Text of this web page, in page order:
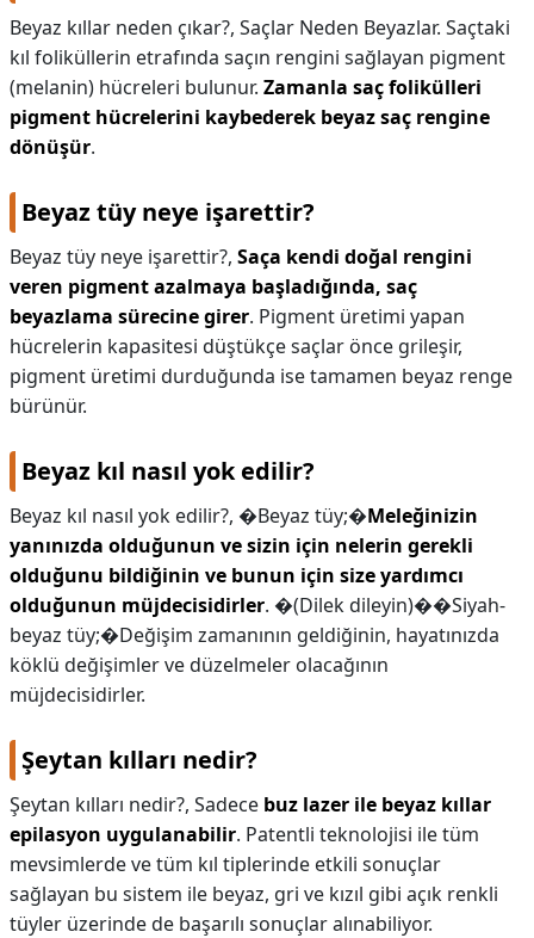
Beyaz kıllar neden çıkar?, Saçlar Neden Beyazlar. Saçtaki
kıl foliküllerin etrafında saçın rengini sağlayan pigment
(melanin) hücreleri bulunur. Zamanla saç folikülleri
pigment hücrelerini kaybederek beyaz saç rengine
dönüşür.
Beyaz tüy neye işarettir?
Beyaz tüy neye işarettir?, Saça kendi doğal rengini
veren pigment azalmaya başladığında, saç
beyazlama sürecine girer. Pigment üretimi yapan
hücrelerin kapasitesi düştükçe saçlar önce grileşir,
pigment üretimi durduğunda ise tamamen beyaz renge
bürünür.
Beyaz kıl nasıl yok edilir?
Beyaz kıl nasıl yok edilir?, �Beyaz tüy;�Meleğinizin
yanınızda olduğunun ve sizin için nelerin gerekli
olduğunu bildiğinin ve bunun için size yardımcı
olduğunun müjdecisidirler. �(Dilek dileyin)��Siyah-
beyaz tüy;�Değişim zamanının geldiğinin, hayatınızda
köklü değişimler ve düzelmeler olacağının
müjdecisidirler.
Şeytan kılları nedir?
Şeytan kılları nedir?, Sadece buz lazer ile beyaz kıllar
epilasyon uygulanabilir. Patentli teknolojisi ile tüm
mevsimlerde ve tüm kıl tiplerinde etkili sonuçlar
sağlayan bu sistem ile beyaz, gri ve kızıl gibi açık renkli
tüyler üzerinde de başarılı sonuçlar alınabiliyor.